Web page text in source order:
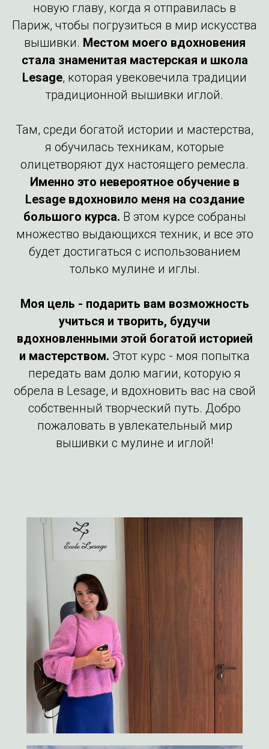
новую главу, когда я отправилась в
Париж, чтобы погрузиться в мир искусства
вышивки. Местом моего вдохновения
стала знаменитая мастерская и школа
Lesage, которая увековечила традиции
традиционной вышивки иглой.
Там, среди богатой истории и мастерства,
я обучилась техникам, которые
олицетворяют дух настоящего ремесла.
Именно это невероятное обучение в
Lesage вдохновило меня на создание
большого курса. В этом курсе собраны
множество выдающихся техник, и все это
будет достигаться с использованием
только мулине и иглы.
Моя цель - подарить вам возможность
учиться и творить, будучи
вдохновленными этой богатой историей
и мастерством. Этот курс - моя попытка
передать вам долю магии, которую я
обрела в Lesage, и вдохновить вас на свой
собственный творческий путь. Добро
пожаловать в увлекательный мир
вышивки с мулине и иглой!